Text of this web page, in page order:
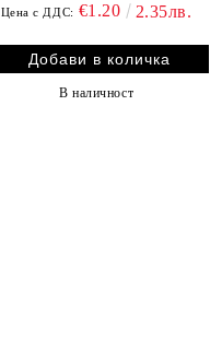
Цена с ДДС: €1.20 2.35лв.
В наличност